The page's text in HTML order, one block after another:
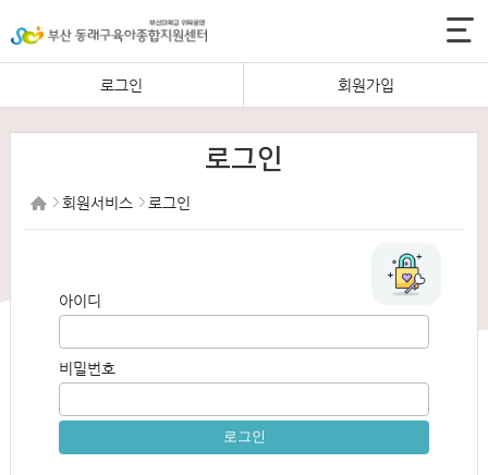
로그인 회원가입
로그인
회원서비스 로그인
아이디
비밀번호